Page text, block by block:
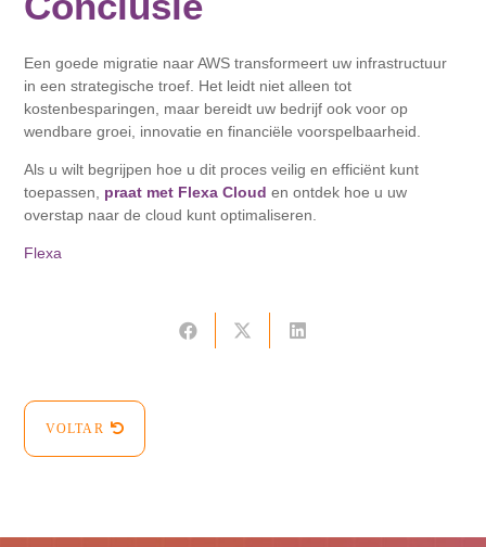
Een goede migratie naar AWS transformeert uw infrastructuur
in een strategische troef. Het leidt niet alleen tot
kostenbesparingen, maar bereidt uw bedrijf ook voor op
wendbare groei, innovatie en financiële voorspelbaarheid.
Als u wilt begrijpen hoe u dit proces veilig en efficiënt kunt
toepassen, praat met Flexa Cloud en ontdek hoe u uw
overstap naar de cloud kunt optimaliseren.
Flexa
VOLTAR